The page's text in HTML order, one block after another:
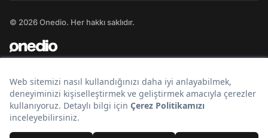
© 2026 Onedio. Her hakkı saklıdır.
Bir markasıdır.